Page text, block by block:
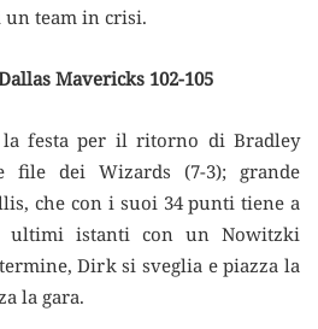
team in crisi.
Mavericks 102-105
festa per il ritorno di Bradley
dei Wizards (7-3); grande
che con i suoi 34 punti tiene a
ultimi istanti con un Nowitzki
Dirk si sveglia e piazza la
la gara.